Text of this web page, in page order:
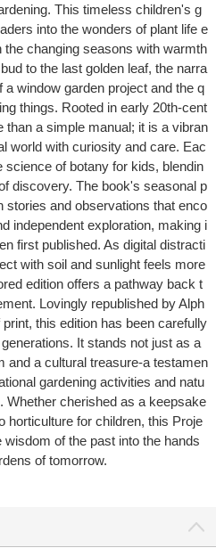
This timeless children's g
into the wonders of plant life e
the changing seasons with warmth
to the last golden leaf, the narra
window garden project and the q
things. Rooted in early 20th-cent
a simple manual; it is a vibran
world with curiosity and care. Eac
science of botany for kids, blendin
discovery. The book's seasonal p
stories and observations that enco
independent exploration, making i
first published. As digital distracti
with soil and sunlight feels more
edition offers a pathway back t
Lovingly republished by Alph
this edition has been carefully
It stands not just as a
and a cultural treasure-a testamen
gardening activities and natu
Whether cherished as a keepsake
horticulture for children, this Proje
of the past into the hands
of tomorrow.